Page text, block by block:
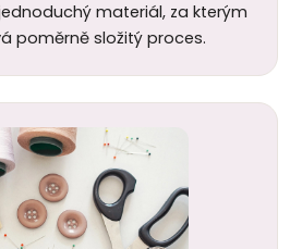
materiál, za kterým
poměrně složitý proces.